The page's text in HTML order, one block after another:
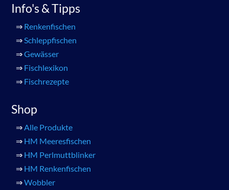
Info's & Tipps
⇒ Renkenfischen
⇒Schleppfischen
⇒Gewässer
⇒ Fischlexikon
⇒ Fischrezepte
Shop
⇒Alle Produkte
⇒ HM Meeresfischen
⇒ HM Perlmuttblinker
⇒ HM Renkenfischen
⇒Wobbler